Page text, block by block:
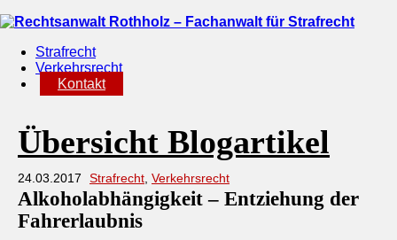
Strafrecht
Verkehrsrecht
Kontakt
Übersicht Blogartikel
24.03.2017 Strafrecht Verkehrsrecht
Alkoholabhängigkeit – Entziehung der
Fahrerlaubnis